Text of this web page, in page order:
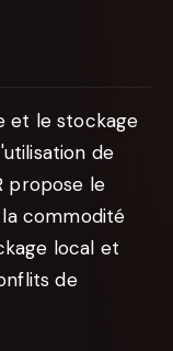
et le stockage
de
propose le
commodité
local et
de